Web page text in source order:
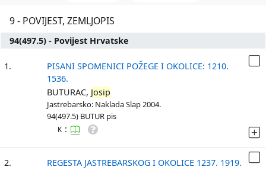
9 - POVIJEST, ZEMLJOPIS
94(497.5) - Povijest Hrvatske
1.
PISANI SPOMENICI POŽEGE I OKOLICE: 1210.
1536.
BUTURAC, Josip
Jastrebarsko: Naklada Slap 2004.
94(497.5) BUTUR pis
K :
2.
REGESTA JASTREBARSKOG I OKOLICE 1237. 1919.